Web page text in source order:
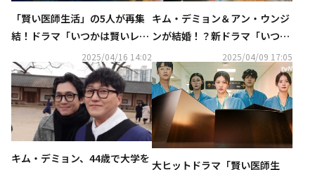
「賢い医師生活」の5人が再集
結！ドラマ「いつかは賢いレジ
デント生活」OSTで4年ぶりカ
ムバック
2025/04/16 14:02
キム・デミョン＆アン・ウンジ
ンが結婚！？新ドラマ「いつか
は賢いレジデント生活」公式ウ
ェブサイトをオープン
2025/04/09 17:05
キム・デミョン、44歳で大学を
大ヒットドラマ「賢い医師生